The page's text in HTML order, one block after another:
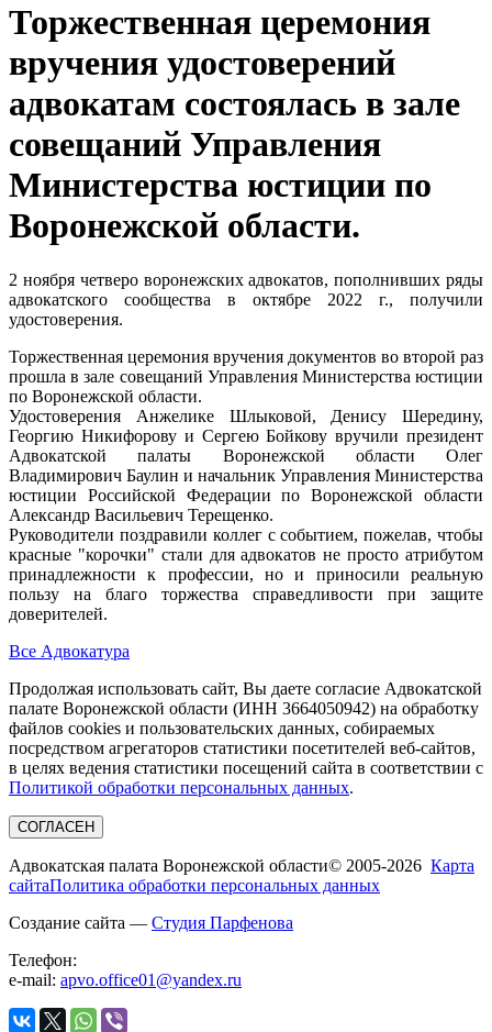
Торжественная церемония
вручения удостоверений
адвокатам состоялась в зале
совещаний Управления
Министерства юстиции по
Воронежской области.
2 ноября четверо воронежских адвокатов, пополнивших ряды
адвокатского сообщества в октябре 2022 г., получили
удостоверения.
Торжественная церемония вручения документов во второй раз
прошла в зале совещаний Управления Министерства юстиции
по Воронежской области.
Удостоверения Анжелике Шлыковой, Денису Шередину,
Георгию Никифорову и Сергею Бойкову вручили президент
Адвокатской палаты Воронежской области Олег
Владимирович Баулин и начальник Управления Министерства
юстиции Российской Федерации по Воронежской области
Александр Васильевич Терещенко.
Руководители поздравили коллег с событием, пожелав, чтобы
красные "корочки" стали для адвокатов не просто атрибутом
принадлежности к профессии, но и приносили реальную
пользу на благо торжества справедливости при защите
доверителей.
Все Адвокатура
Продолжая использовать сайт, Вы даете согласие Адвокатской
палате Воронежской области (ИНН 3664050942) на обработку
файлов cookies и пользовательских данных, собираемых
посредством агрегаторов статистики посетителей веб-сайтов,
в целях ведения статистики посещений сайта в соответствии с
Политикой обработки персональных данных.
СОГЛАСЕН
Адвокатская палата Воронежской области© 2005-2026 Карта
сайтаПолитика обработки персональных данных
Создание сайта — Студия Парфенова
Телефон:
e-mail: apvo.office01@yandex.ru